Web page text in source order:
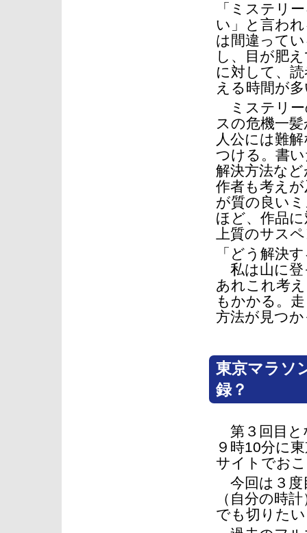
「ミステリ
い」と言わ
は間違って
し、目が肥
に対して、
える時間が
ミステリー
スの危機一
人公には難
つける。書
解決方法な
作者も考え
が質の良い
ほど、作品
上質のサス
「どう解決
私は山に登
あれこれ考
もかかる。
方法が見つ
東京マラソ
録？
第３回目と
９時10分に
サイトでお
今回は３度
（自分の時
でも切りた